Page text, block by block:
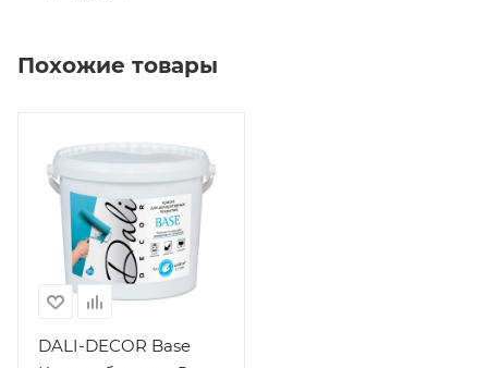
Похожие товары
Производитель
"РОГНЕДА НПП"
ООО
Вид работ
Внутренние
Поверхность
Асбестоцементные
Бетон, Гипс,
DALI-DECOR Base